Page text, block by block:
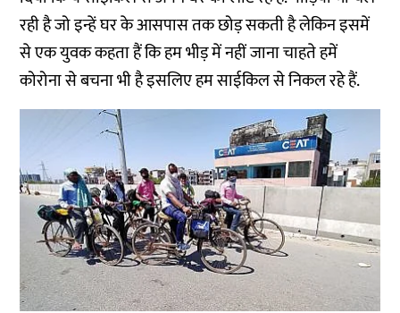
रही है जो इन्हें घर के आसपास तक छोड़ सकती है लेकिन इसमें
से एक युवक कहता हैं कि हम भीड़ में नहीं जाना चाहते हमें
कोरोना से बचना भी है इसलिए हम साईकिल से निकल रहे हैं.